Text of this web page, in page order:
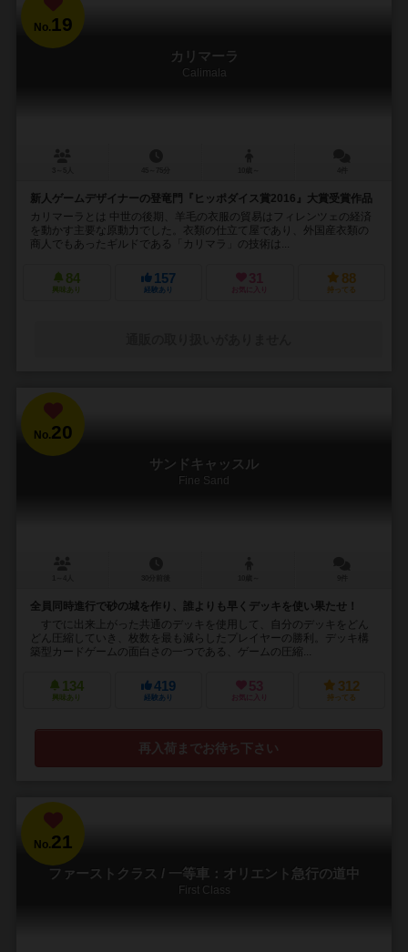
No.19
カリマーラ
Calimala
新人ゲームデザイナーの登竜門『ヒッポダイス賞2016』大賞受賞作品
カリマーラとは 中世の後期、羊毛の衣服の貿易はフィレンツェの経済
を動かす主要な原動力でした。衣類の仕立て屋であり、外国産衣類の
商人でもあったギルドである「カリマラ」の技術は...
84
興味あり
157
経験あり
31
お気に入り
88
持ってる
No.20
サンドキャッスル
Fine Sand
全員同時進行で砂の城を作り、誰よりも早くデッキを使い果たせ！
すでに出来上がった共通のデッキを使用して、自分のデッキをどん
どん圧縮していき、枚数を最も減らしたプレイヤーの勝利。デッキ構
築型カードゲームの面白さの一つである、ゲームの圧縮...
134
興味あり
419
経験あり
53
お気に入り
312
持ってる
再入荷までお待ち下さい
No.21
ファーストクラス / 一等車：オリエント急行の道中
First Class